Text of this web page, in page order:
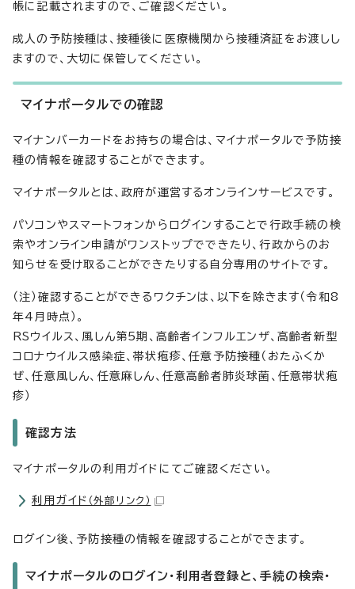
帳に記載されますので、ご確認ください。
成人の予防接種は、接種後に医療機関から接種済証をお渡しし
ますので、大切に保管してください。
マイナポータルでの確認
マイナンバーカードをお持ちの場合は、マイナポータルで予防接
種の情報を確認することができます。
マイナポータルとは、政府が運営するオンラインサービスです。
パソコンやスマートフォンからログインすることで行政手続の検
索やオンライン申請がワンストップでできたり、行政からのお
知らせを受け取ることができたりする自分専用のサイトです。
（注）確認することができるワクチンは、以下を除きます（令和8
年4月時点）。
RSウイルス、風しん第5期、高齢者インフルエンザ、高齢者新型
コロナウイルス感染症、帯状疱疹、任意予防接種（おたふくか
ぜ、任意風しん、任意麻しん、任意高齢者肺炎球菌、任意帯状疱
疹）
確認方法
マイナポータルの利用ガイドにてご確認ください。
利用ガイド （外部リンク）
ログイン後、予防接種の情報を確認することができます。
マイナポータルのログイン・利用者登録と、手続の検索・